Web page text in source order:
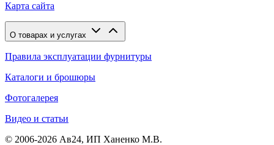
Карта сайта
О товарах и услугах
Правила эксплуатации фурнитуры
Каталоги и брошюры
Фотогалерея
Видео и статьи
© 2006-2026 Ав24, ИП Ханенко М.В.